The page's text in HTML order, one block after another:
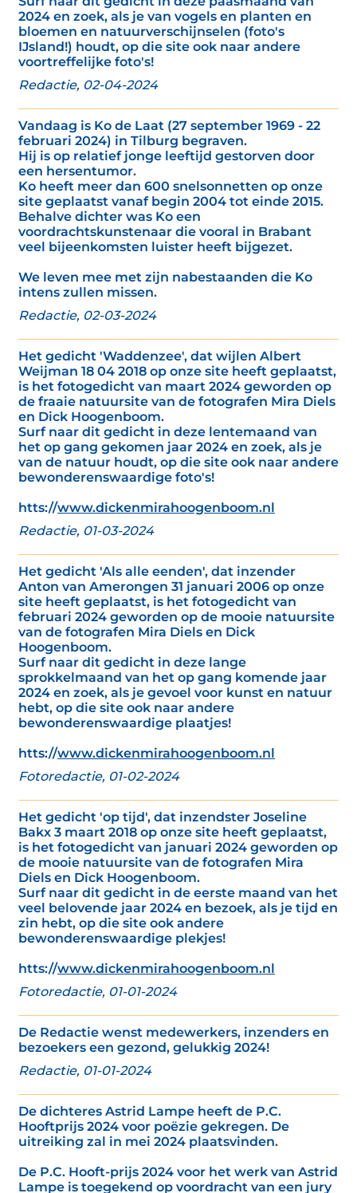
2024 en zoek, als je van vogels en planten en
bloemen en natuurverschijnselen (foto's
IJsland!) houdt, op die site ook naar andere
voortreffelijke foto's!
Redactie, 02-04-2024
Vandaag is Ko de Laat (27 september 1969 - 22
februari 2024) in Tilburg begraven.
Hij is op relatief jonge leeftijd gestorven door
een hersentumor.
Ko heeft meer dan 600 snelsonnetten op onze
site geplaatst vanaf begin 2004 tot einde 2015.
Behalve dichter was Ko een
voordrachtskunstenaar die vooral in Brabant
veel bijeenkomsten luister heeft bijgezet.
We leven mee met zijn nabestaanden die Ko
intens zullen missen.
Redactie, 02-03-2024
Het gedicht 'Waddenzee', dat wijlen Albert
Weijman 18 04 2018 op onze site heeft geplaatst,
is het fotogedicht van maart 2024 geworden op
de fraaie natuursite van de fotografen Mira Diels
en Dick Hoogenboom.
Surf naar dit gedicht in deze lentemaand van
het op gang gekomen jaar 2024 en zoek, als je
van de natuur houdt, op die site ook naar andere
bewonderenswaardige foto's!
htts://www.dickenmirahoogenboom.nl
Redactie, 01-03-2024
Het gedicht 'Als alle eenden', dat inzender
Anton van Amerongen 31 januari 2006 op onze
site heeft geplaatst, is het fotogedicht van
februari 2024 geworden op de mooie natuursite
van de fotografen Mira Diels en Dick
Hoogenboom.
Surf naar dit gedicht in deze lange
sprokkelmaand van het op gang komende jaar
2024 en zoek, als je gevoel voor kunst en natuur
hebt, op die site ook naar andere
bewonderenswaardige plaatjes!
htts://www.dickenmirahoogenboom.nl
Fotoredactie, 01-02-2024
Het gedicht 'op tijd', dat inzendster Joseline
Bakx 3 maart 2018 op onze site heeft geplaatst,
is het fotogedicht van januari 2024 geworden op
de mooie natuursite van de fotografen Mira
Diels en Dick Hoogenboom.
Surf naar dit gedicht in de eerste maand van het
veel belovende jaar 2024 en bezoek, als je tijd en
zin hebt, op die site ook andere
bewonderenswaardige plekjes!
htts://www.dickenmirahoogenboom.nl
Fotoredactie, 01-01-2024
De Redactie wenst medewerkers, inzenders en
bezoekers een gezond, gelukkig 2024!
Redactie, 01-01-2024
De dichteres Astrid Lampe heeft de P.C.
Hooftprijs 2024 voor poëzie gekregen. De
uitreiking zal in mei 2024 plaatsvinden.
De P.C. Hooft-prijs 2024 voor het werk van Astrid
Lampe is toegekend op voordracht van een jury